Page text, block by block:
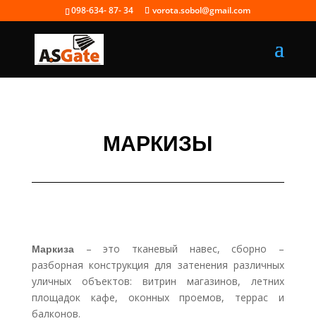
098-634- 87- 34 vorota.sobol@gmail.com
МАРКИЗЫ
Маркиза – это тканевый навес, сборно –
разборная конструкция для затенения различных
уличных объектов: витрин магазинов, летних
площадок кафе, оконных проемов, террас и
балконов.